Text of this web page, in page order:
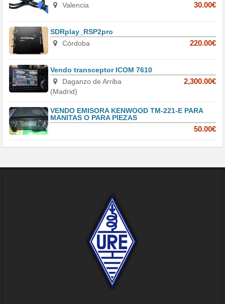
Valencia
30.00€
SDRplay_RSP2pro
Córdoba
220.00€
Vendo transceptor ICOM 7610
Daganzo de Arriba
(Madrid)
2,300.00€
VENDO EMISORA KENWOOD TM-221-E PARA
MANITAS O PARA PIEZAS
50.00€